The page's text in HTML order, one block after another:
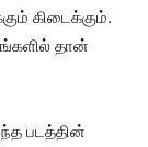
கிடைக்கும்.
தான்
படத்தின்